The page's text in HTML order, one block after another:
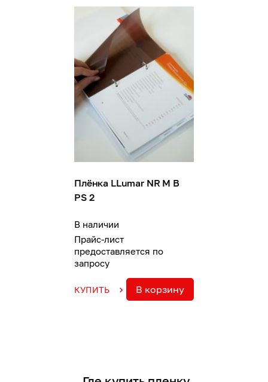
Плёнка LLumar NR M B
PS 2
В наличии
Прайс-лист
предоставляется по
запросу
КУПИТЬ В корзину